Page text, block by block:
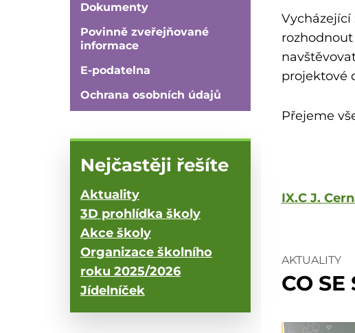
Dokumenty
Povinně zveřejňované
informace
E-podatelna
Ochrana osobních údajů
Nejčastěji řešíte
Aktuality
3D prohlídka školy
Akce školy
Organizace školního
roku 2025/2026
Jídelníček
projektové
Přejeme
IX.C J.
AKTUALITY
CO SE